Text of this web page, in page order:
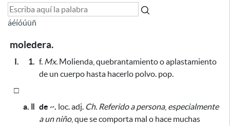
áéíóúüñ
moledera.
I. 1. f. Mx. Molienda, quebrantamiento o aplastamiento
de un cuerpo hasta hacerlo polvo. pop.
□
a. ǁ de ~. loc. adj. Ch. Referido a persona, especialmente
a un niño, que se comporta mal o hace muchas